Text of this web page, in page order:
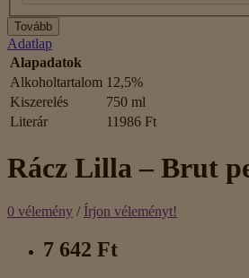
Tovább
Adatlap
Alapadatok
Alkoholtartalom 12,5%
Kiszerelés
750 ml
Literár
11986 Ft
Rácz Lilla – Brut
0 vélemény / Írjon véleményt!
7 642 Ft